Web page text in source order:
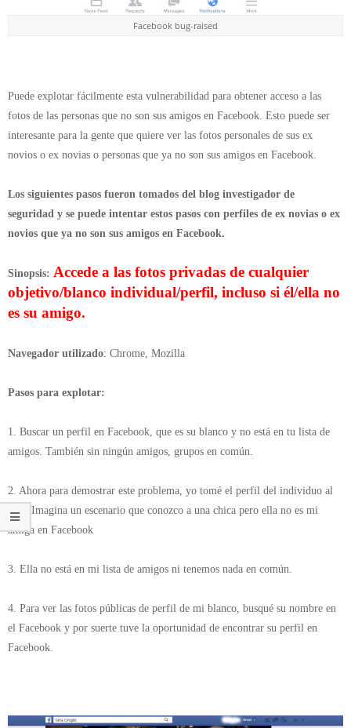
Facebook bug-raised
Puede explotar fácilmente esta vulnerabilidad para obtener acceso a las
fotos de las personas que no son sus amigos en Facebook. Esto puede ser
interesante para la gente que quiere ver las fotos personales de sus ex
novios o ex novias o personas que ya no son sus amigos en Facebook.
Los siguientes pasos fueron tomados del blog investigador de
seguridad y se puede intentar estos pasos con perfiles de ex novias o ex
novios que ya no son sus amigos en Facebook.
Sinopsis: Accede a las fotos privadas de cualquier
objetivo/blanco individual/perfil, incluso si él/ella no
es su amigo.
Navegador utilizado: Chrome, Mozilla
Pasos para explotar:
1. Buscar un perfil en Facebook, que es su blanco y no está en tu lista de
amigos. También sin ningún amigos, grupos en común.
2. Ahora para demostrar este problema, yo tomé el perfil del individuo al
azar. Imagina un escenario que conozco a una chica pero ella no es mi
amiga en Facebook
3. Ella no está en mi lista de amigos ni tenemos nada en común.
4. Para ver las fotos públicas de perfil de mi blanco, busqué su nombre en
el Facebook y por suerte tuve la oportunidad de encontrar su perfil en
Facebook.